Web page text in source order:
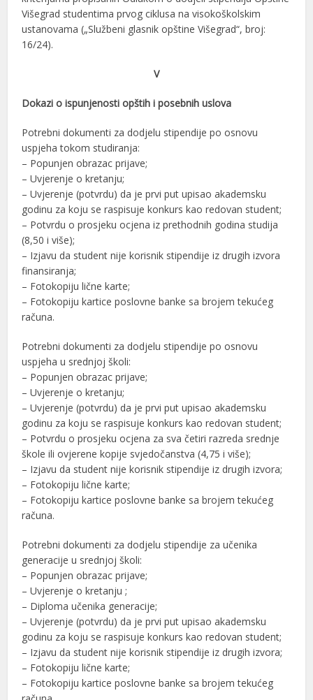
Višegrad studentima prvog ciklusa na visokoškolskim
ustanovama („Službeni glasnik opštine Višegrad“, broj:
16/24).
V
Dokazi o ispunjenosti opštih i posebnih uslova
Potrebni dokumenti za dodjelu stipendije po osnovu
uspjeha tokom studiranja:
– Popunjen obrazac prijave;
– Uvjerenje o kretanju;
– Uvjerenje (potvrdu) da je prvi put upisao akademsku
godinu za koju se raspisuje konkurs kao redovan student;
– Potvrdu o prosjeku ocjena iz prethodnih godina studija
(8,50 i više);
– Izjavu da student nije korisnik stipendije iz drugih izvora
finansiranja;
– Fotokopiju lične karte;
– Fotokopiju kartice poslovne banke sa brojem tekućeg
računa.
Potrebni dokumenti za dodjelu stipendije po osnovu
uspjeha u srednjoj školi:
– Popunjen obrazac prijave;
– Uvjerenje o kretanju;
– Uvjerenje (potvrdu) da je prvi put upisao akademsku
godinu za koju se raspisuje konkurs kao redovan student;
– Potvrdu o prosjeku ocjena za sva četiri razreda srednje
škole ili ovjerene kopije svjedočanstva (4,75 i više);
– Izjavu da student nije korisnik stipendije iz drugih izvora;
– Fotokopiju lične karte;
– Fotokopiju kartice poslovne banke sa brojem tekućeg
računa.
Potrebni dokumenti za dodjelu stipendije za učenika
generacije u srednjoj školi:
– Popunjen obrazac prijave;
– Uvjerenje o kretanju ;
– Diploma učenika generacije;
– Uvjerenje (potvrdu) da je prvi put upisao akademsku
godinu za koju se raspisuje konkurs kao redovan student;
– Izjavu da student nije korisnik stipendije iz drugih izvora;
– Fotokopiju lične karte;
– Fotokopiju kartice poslovne banke sa brojem tekućeg